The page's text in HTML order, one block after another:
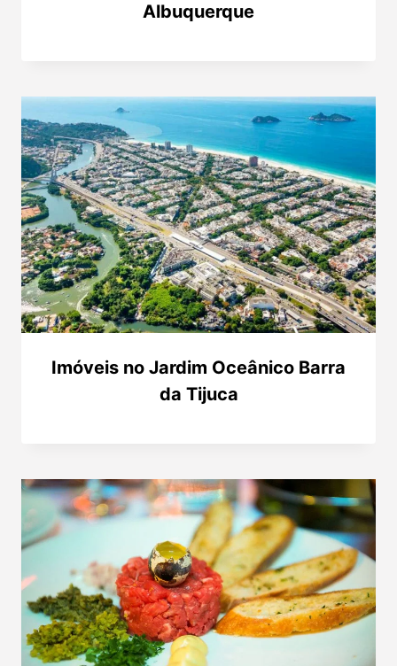
Albuquerque
Imóveis no Jardim Oceânico Barra
da Tijuca